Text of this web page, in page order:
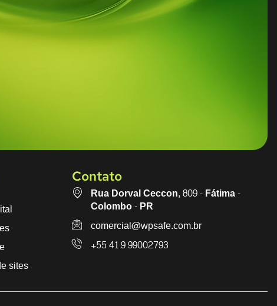
sites
Contato
Rua Dorval Ceccon, 809 - Fátima -
Colombo - PR
comercial@wpsafe.com.br
+55 41 9 99002793